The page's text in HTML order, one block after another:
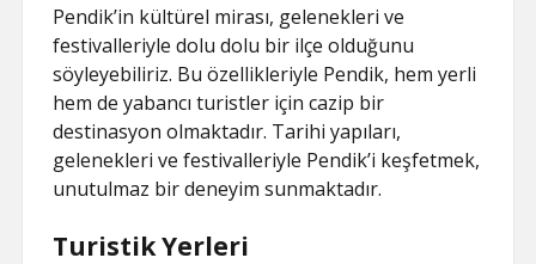
Pendik’in kültürel mirası, gelenekleri ve
festivalleriyle dolu dolu bir ilçe olduğunu
söyleyebiliriz. Bu özellikleriyle Pendik, hem yerli
hem de yabancı turistler için cazip bir
destinasyon olmaktadır. Tarihi yapıları,
gelenekleri ve festivalleriyle Pendik’i keşfetmek,
unutulmaz bir deneyim sunmaktadır.
Turistik Yerleri